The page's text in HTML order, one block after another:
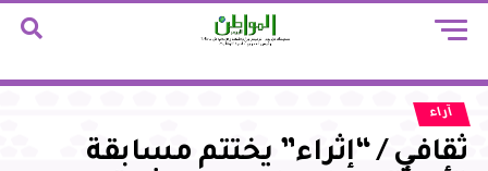
آراء
ثقافي / “إثراء” يختتم مسابقة